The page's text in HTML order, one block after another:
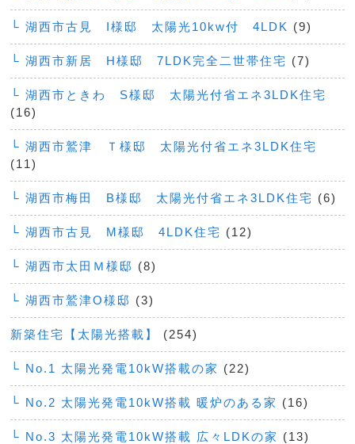
└ 湖西市古見 I様邸 太陽光10kw付 4LDK (9)
└ 湖西市新居 H様邸 7LDK完全二世帯住宅 (7)
└ 湖西市ときわ S様邸 太陽光付省エネ3LDK住宅
(16)
└ 湖西市鷲津 Ｔ様邸 太陽光付省エネ3LDK住宅
(11)
└ 湖西市梅田 B様邸 太陽光付省エネ3LDK住宅 (6)
└ 湖西市古見 M様邸 4LDK住宅 (12)
└ 湖西市太田Ｍ様邸 (8)
└ 湖西市鷲津O様邸 (3)
新築住宅【太陽光搭載】 (254)
└ No.1 太陽光発電10kW搭載の家 (22)
└ No.2 太陽光発電10kW搭載 暖炉のある家 (16)
└ No.3 太陽光発電10kW搭載 広々LDKの家 (13)